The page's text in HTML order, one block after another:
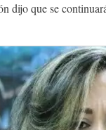
dijo que se